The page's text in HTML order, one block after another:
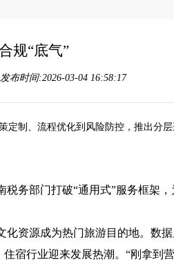
规“底气”
时间:2026-03-04 16:58:17
制、流程优化到风险防控，推出分
税务部门打破“通用式”服务框架
资源成为热门旅游目的地。数据
宿行业迎来发展热潮。“刚拿到